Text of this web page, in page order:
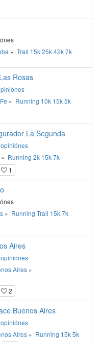
» Trail 15k25k42k7k
Rosas
» Running 10k 15k5k
La Segunda
opiniónes
» Running 2k 15k7k
1
» Running Trail 15k7k
Aires
opiniónes
Aires »
2
Buenos Aires
opiniónes
Aires » Running 15k5k